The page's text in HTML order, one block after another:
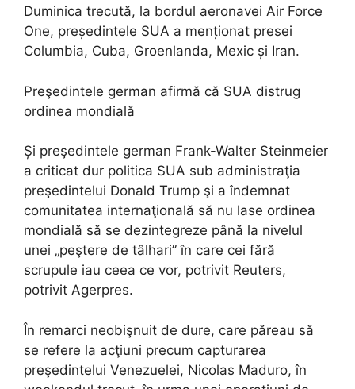
Duminica trecută, la bordul aeronavei Air Force
One, președintele SUA a menționat presei
Columbia, Cuba, Groenlanda, Mexic și Iran.
Preşedintele german afirmă că SUA distrug
ordinea mondială
Și preşedintele german Frank-Walter Steinmeier
a criticat dur politica SUA sub administraţia
preşedintelui Donald Trump şi a îndemnat
comunitatea internaţională să nu lase ordinea
mondială să se dezintegreze până la nivelul
unei „peştere de tâlhari” în care cei fără
scrupule iau ceea ce vor, potrivit Reuters,
potrivit Agerpres.
În remarci neobişnuit de dure, care păreau să
se refere la acţiuni precum capturarea
preşedintelui Venezuelei, Nicolas Maduro, în